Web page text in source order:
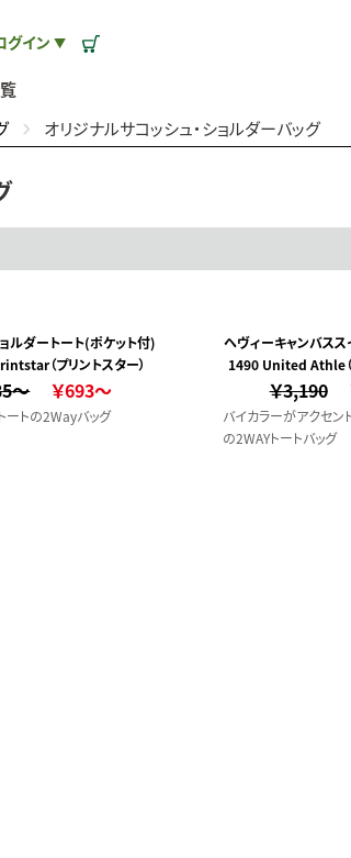
グイン ▼
オリジナルサコッシュ・ショルダーバッグ
ルダートート(ポケット付)
（プリントスター）
～ ￥693～
ートの2Wayバッグ
ヘヴィーキャンバスス
ッグ
1490 United Athle（
￥3,190
バイカラーがアクセン
の2WAYトートバッグ